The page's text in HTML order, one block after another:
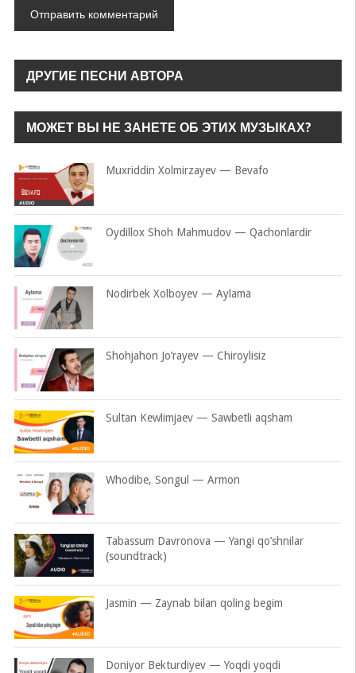
ДРУГИЕ ПЕСНИ АВТОРА
МОЖЕТ ВЫ НЕ ЗАНЕТЕ ОБ ЭТИХ МУЗЫКАХ?
Muxriddin Xolmirzayev — Bevafo
Oydillox Shoh Mahmudov — Qachonlardir
Nodirbek Xolboyev — Aylama
Shohjahon Jo’rayev — Chiroylisiz
Sultan Kewlimjaev — Sawbetli aqsham
Whodibe, Songul — Armon
Tabassum Davronova — Yangi qo’shnilar
(soundtrack)
Jasmin — Zaynab bilan qoling begim
Doniyor Bekturdiyev — Yoqdi yoqdi